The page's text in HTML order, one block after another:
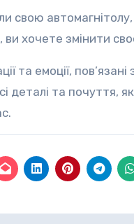
свою
хочете змінити
та емоції,
деталі та почуття,